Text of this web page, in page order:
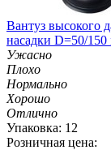
Вантуз высокого
насадки D=50/
Ужасно
Плохо
Нормально
Хорошо
Отлично
Упаковка: 12
Розничная цена: